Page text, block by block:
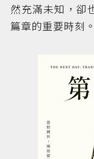
然充滿未知，卻
篇章的重要時刻。